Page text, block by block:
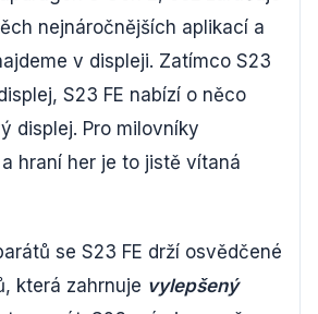
nejnáročnějších aplikací a
v displeji. Zatímco S23
S23 FE nabízí o něco
displej. Pro milovníky
hraní her je to jistě vítaná
se S23 FE drží osvědčené
která zahrnuje vylepšený